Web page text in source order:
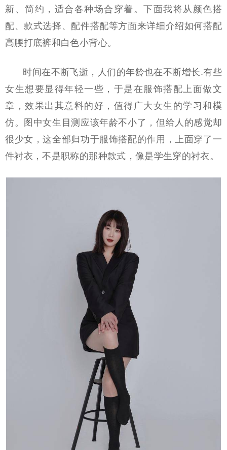
新、简约，适合各种场合穿着。下面我将从颜色搭
配、款式选择、配件搭配等方面来详细介绍如何搭配
高腰打底裤和白色小背心。
时间在不断飞逝，人们的年龄也在不断增长.有些
女生想要显得年轻一些，于是在服饰搭配上面做文
章，效果出其意料的好，值得广大女生的学习和模
仿。图中女生目测应该年龄不小了，但给人的感觉却
很少女，这全部归功于服饰搭配的作用，上面穿了一
件衬衣，不是职称的那种款式，像是学生穿的衬衣。